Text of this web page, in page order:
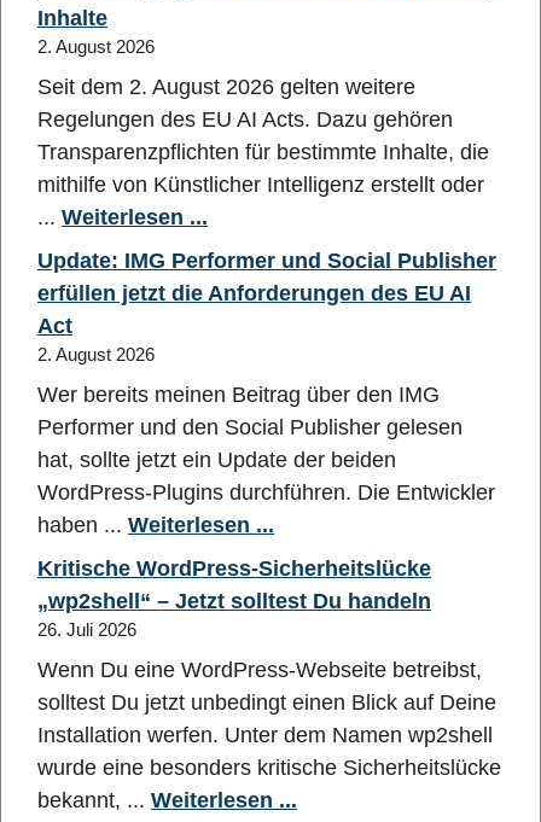
Inhalte
2. August 2026
Seit dem 2. August 2026 gelten weitere
Regelungen des EU AI Acts. Dazu gehören
Transparenzpflichten für bestimmte Inhalte, die
mithilfe von Künstlicher Intelligenz erstellt oder
... Weiterlesen ...
Update: IMG Performer und Social Publisher
erfüllen jetzt die Anforderungen des EU AI
Act
2. August 2026
Wer bereits meinen Beitrag über den IMG
Performer und den Social Publisher gelesen
hat, sollte jetzt ein Update der beiden
WordPress-Plugins durchführen. Die Entwickler
haben ... Weiterlesen ...
Kritische WordPress-Sicherheitslücke
„wp2shell“ – Jetzt solltest Du handeln
26. Juli 2026
Wenn Du eine WordPress-Webseite betreibst,
solltest Du jetzt unbedingt einen Blick auf Deine
Installation werfen. Unter dem Namen wp2shell
wurde eine besonders kritische Sicherheitslücke
bekannt, ... Weiterlesen ...